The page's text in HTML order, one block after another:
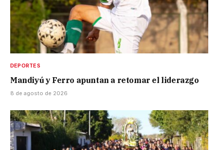
DEPORTES
Mandiyú y Ferro apuntan a retomar el liderazgo
8 de agosto de 2026